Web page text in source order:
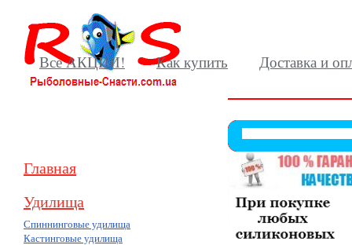
Все АКЦИИ! Как купить Доставка и
Главная
Удилища
Спиннинговые удилища
Кастинговые удилища